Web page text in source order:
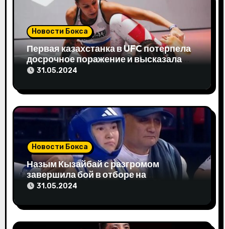
а
и
с
я
м
Новости Бокса
Первая казахстанка в UFC потерпела
досрочное поражение и высказала
свое мнение
31.05.2024
Новости Бокса
Назым Кызайбай с разгромом
завершила бой в отборе на
Олимпиаду-2024
31.05.2024